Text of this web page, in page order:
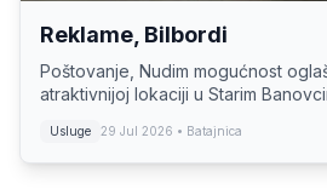
Reklame, Bilbordi
Poštovanje, Nudim mogućnost oglašavanja na vrlo
atraktivnijoj lokaciji u Starim
klijenata. Lokacija je na samoj r...
Usluge 29 Jul 2026 • Batajnica